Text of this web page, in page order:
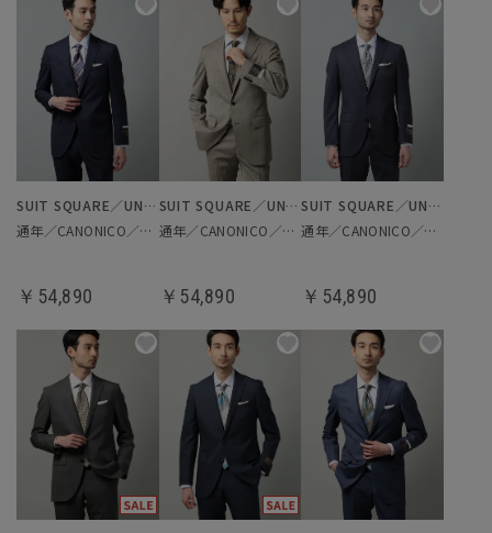
SUIT SQUARE／UNIVERSAL LANGUAGE
通年／CANONICO／スーツ
￥54,890
SUIT SQUARE／UNIVERSAL LANGUAGE
通年／CANONICO／スーツ
￥54,890
SUIT SQUARE／UNIVERSAL LANGUAGE
通年／CANONICO／スーツ
￥54,890